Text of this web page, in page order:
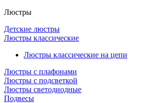
Люстры
Детские люстры
Люстры классические
Люстры классические на цепи
Люстры с плафонами
Люстры с подсветкой
Люстры светодиодные
Подвесы